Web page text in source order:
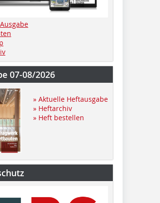
07-08/2026
» Aktuelle Heftausgabe
» Heftarchiv
» Heft bestellen